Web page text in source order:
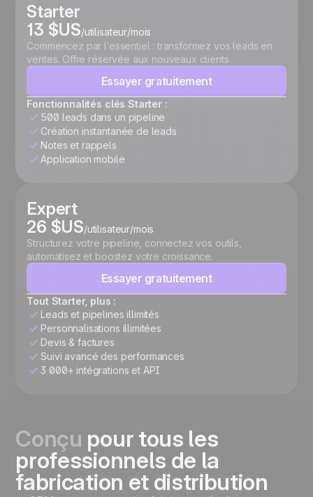
Starter
13 $US/utilisateur/mois
Commencez par l’essentiel : transformez vos leads en
ventes. Offre réservée aux nouveaux clients.
Essayer gratuitement
Fonctionnalités clés Starter :
500 leads dans un pipeline
Création instantanée de leads
Notes et rappels
Application mobile
Expert
26 $US/utilisateur/mois
Structurez votre pipeline, connectez vos outils,
automatisez et boostez votre croissance.
Essayer gratuitement
Tout Starter, plus :
Leads et pipelines illimités
Personnalisations illimitées
Devis & factures
Suivi avancé des performances
3 000+ intégrations et API
Conçu pour tous les
professionnels de la
fabrication et distribution